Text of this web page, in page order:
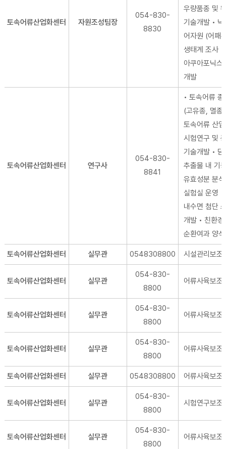
토속어류산업화센터 자원조성팀장
054-830-
8830
우량품종 및
기술개발 • 낙
어자원 (어패
생태계 조사 •
아쿠아포닉스
개발
토속어류산업화센터 연구사
054-830-
8841
• 토속어류
(고유종, 멸종
토속어류 산
시험연구 및
기술개발 • 담
추출물 내 기
유효성분 분
실험실 운영
내수면 첨단
개발 • 친환
순환여과 양
토속어류산업화센터 실무관 0548308800 시설관리보조
토속어류산업화센터 실무관
054-830-
8800
어류사육보조
토속어류산업화센터 실무관
054-830-
8800
어류사육보조
토속어류산업화센터 실무관
054-830-
8800
어류사육보조
토속어류산업화센터 실무관 0548308800 어류사육보조
토속어류산업화센터 실무관
054-830-
8800
시험연구보조
토속어류산업화센터 실무관
054-830-
8800
어류사육보조